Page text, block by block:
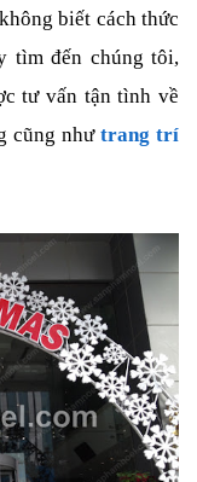
biết cách thức
tìm đến chúng tôi,
tư vấn tận tình về
cũng như trang trí